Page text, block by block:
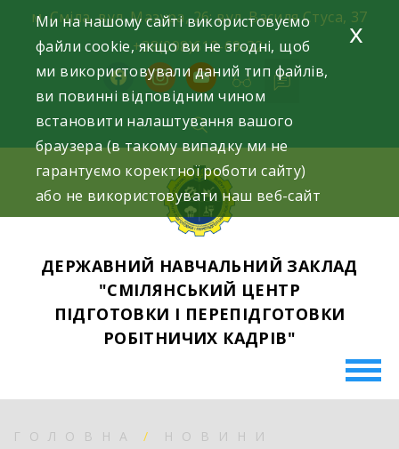
content
м. Сміла, вул. Мазура, 26; вул. Василя Стуса, 37
+38(098)612-69-32.
facebookinstagram
youtube
ДЕРЖАВНИЙ НАВЧАЛЬНИЙ ЗАКЛАД
"СМІЛЯНСЬКИЙ ЦЕНТР
ПІДГОТОВКИ І ПЕРЕПІДГОТОВКИ
РОБІТНИЧИХ КАДРІВ"
ГОЛОВНА
НОВИНИ
Ми на нашому сайті використовуємо
файли cookie, якщо ви не згодні, щоб
ми використовували даний тип файлів,
ви повинні відповідним чином
встановити налаштування вашого
браузера (в такому випадку ми не
гарантуємо коректної роботи сайту)
або не використовувати наш веб-сайт
x